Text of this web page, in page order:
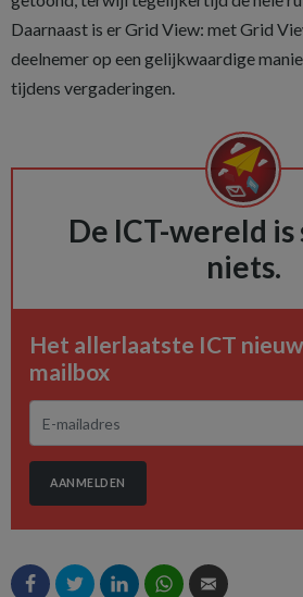
Daarnaast is er Grid View: met Grid
deelnemer op een gelijkwaardige
tijdens vergaderingen.
De ICT-wereld is
niets.
Het allerlaatste ICT
mailbox
AANMELDEN